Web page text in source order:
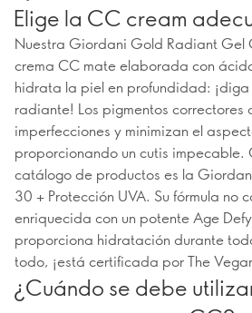
Elige la CC cream
Nuestra Giordani Gold Radiant Gel
crema CC mate elaborada con
hidrata la piel en profundidad:
radiante! Los pigmentos correctores
imperfecciones y minimizan el
proporcionando un cutis impecable.
catálogo de productos es la
30 + Protección UVA. Su fórmula no
enriquecida con un potente Age
proporciona hidratación durante
todo, ¡está certificada por The
¿Cuándo se debe